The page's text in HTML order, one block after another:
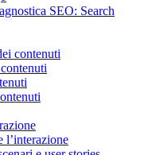
SEO: Search
contenuti
l’interazione